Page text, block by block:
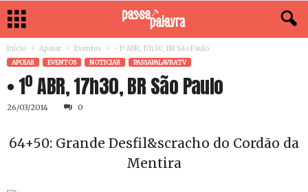
Início Apoiar Eventos • 1º ABR, 17h30, BR São Paulo
APOIAR EVENTOS NOTICIAR PASSAPALAVRATV
• 1º ABR, 17h30, BR São Paulo
26/03/2014 0
64+50: Grande Desfil&scracho do Cordão da
Mentira